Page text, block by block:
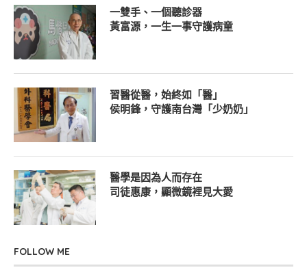
一雙手、一個聽診器
黃富源，一生一事守護病童
習醫從醫，始終如「醫」
侯明鋒，守護南台灣「少奶奶」
醫學是因為人而存在
司徒惠康，顯微鏡裡見大愛
FOLLOW ME